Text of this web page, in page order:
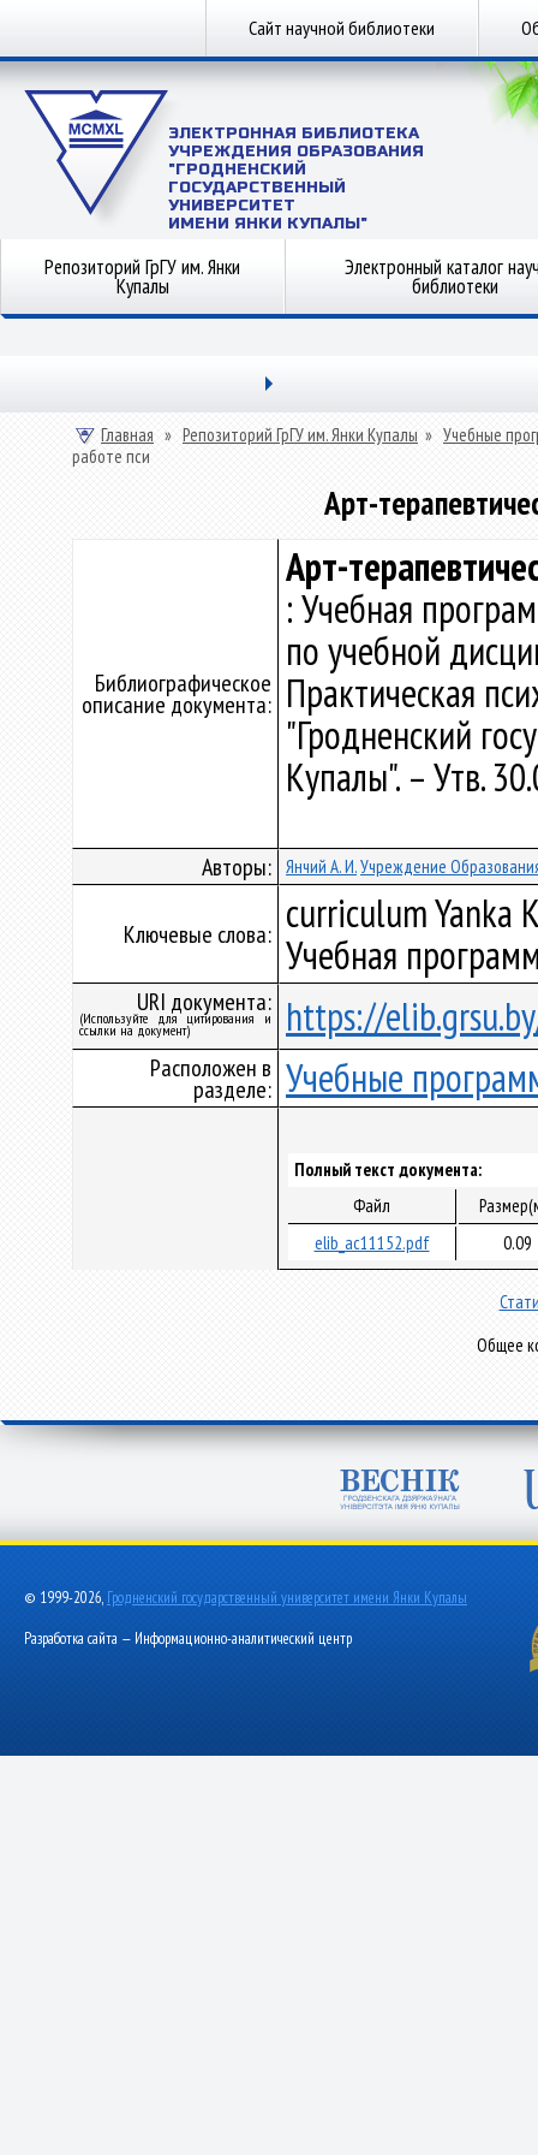
Сайт научной библиотеки
ЭЛЕКТРОННАЯ БИБЛИОТЕКА
УЧРЕЖДЕНИЯ ОБРАЗОВАНИЯ
"ГРОДНЕНСКИЙ
ГОСУДАРСТВЕННЫЙ
УНИВЕРСИТЕТ
ИМЕНИ ЯНКИ КУПАЛЫ"
Репозиторий ГрГУ им. Янки
Купалы
Электронный каталог
библиотеки
Главная » Репозиторий ГрГУ им. Янки Купалы » Учебные
работе пси
Арт-
Библиографическое
описание документа:
Арт-
: Учебная
по учебной
Практическая
"Гродненский
Купалы". – Утв.
Авторы: Янчий А. И.Учреждение
Ключевые слова: curriculum Yanka
Учебная
URI документа:
(Используйте для цитирования и
ссылки на документ) https://
Расположен в
разделе: Учебные
Полный текст документа:
Файл
elib_ac11152.pdf
0.09
Общее
© 1999-2026, Гродненский государственный университет имени Янки Купалы
Разработка сайта — Информационно-аналитический центр